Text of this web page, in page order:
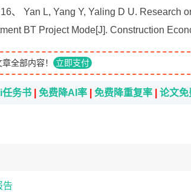
、 Yan L, Yang Y, Yaling D U. Research
BT Project Mode[J]. Construction
全部内容！ 立即支付
务书 免费降AI率 免费降重复率 论文免
告